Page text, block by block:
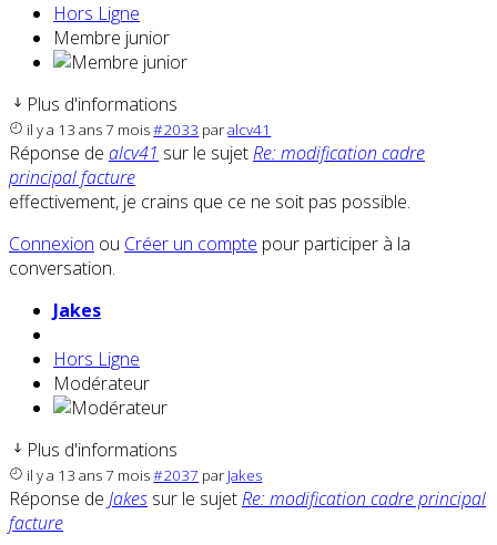
Hors Ligne
Membre junior
Plus d'informations
il y a 13 ans 7 mois#2033 paralcv41
Réponse de alcv41 sur le sujetRe: modification cadre
principal facture
effectivement, je crains que ce ne soit pas possible.
Connexion ou Créer un compte pour participer à la
conversation.
Jakes
Hors Ligne
Modérateur
Plus d'informations
il y a 13 ans 7 mois#2037 par Jakes
Réponse de Jakes sur le sujetRe: modification cadre principal
facture